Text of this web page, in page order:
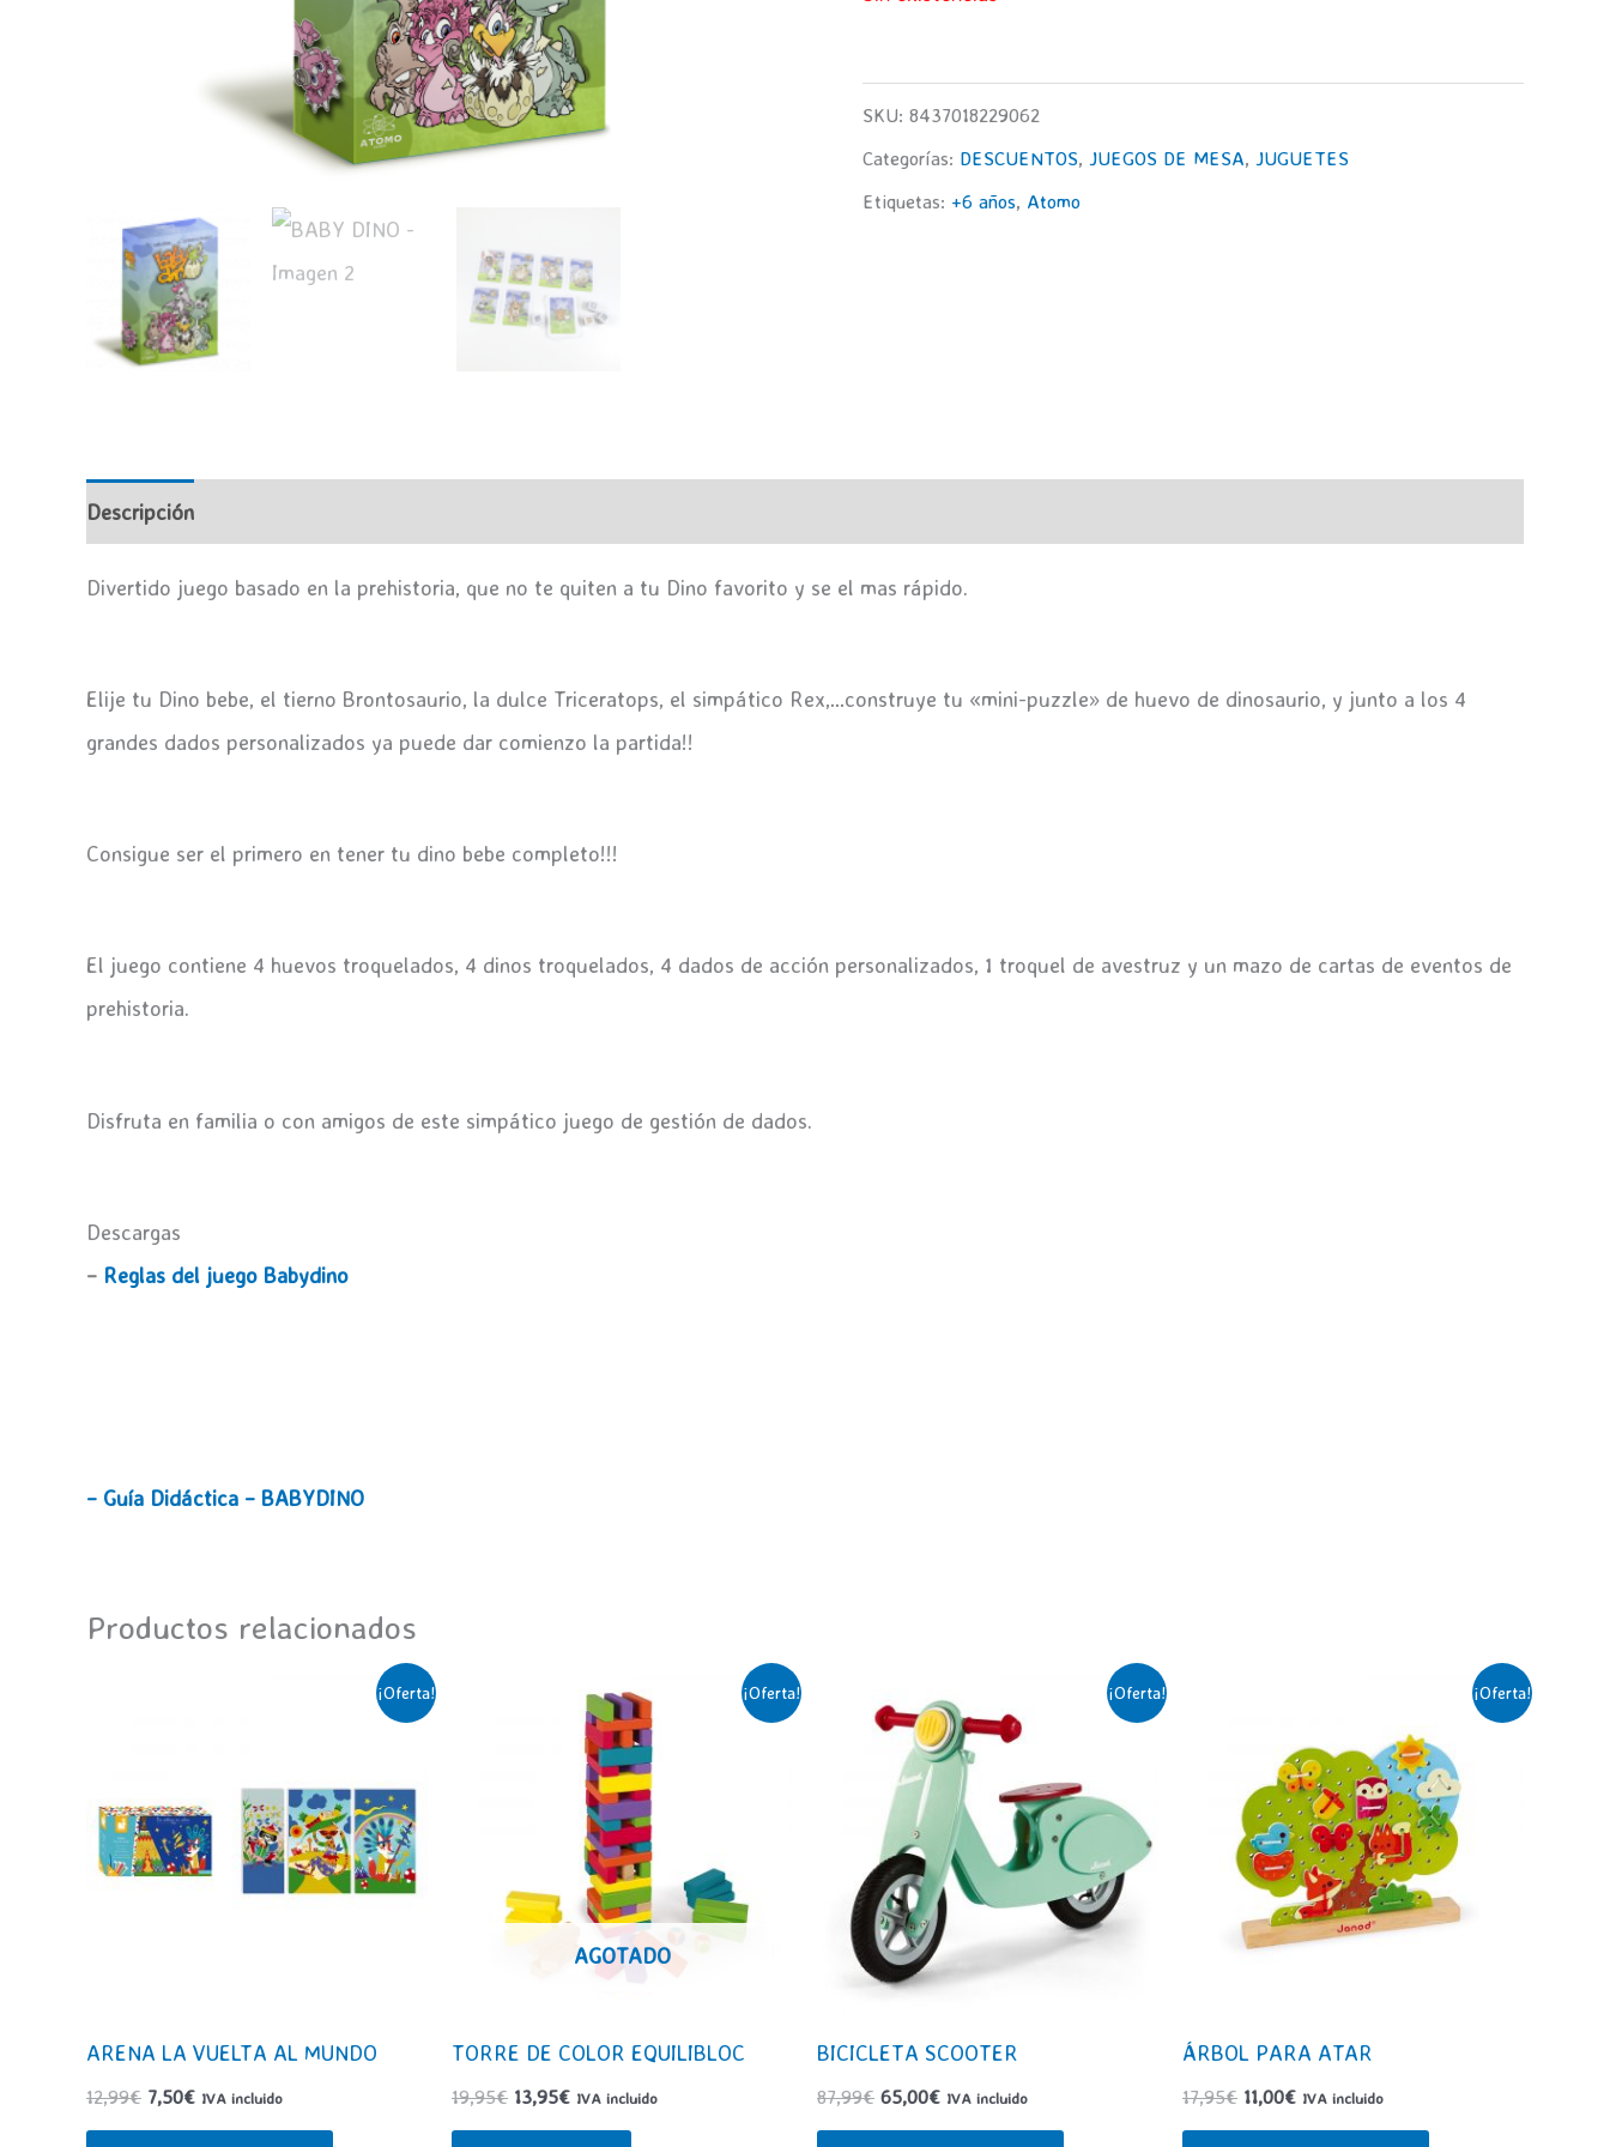
SKU: 8437018229062
Categorías: DESCUENTOS, JUEGOS DE MESA, JUGUETES
Etiquetas: +6 años, Atomo
Descripción
Divertido juego basado en la prehistoria, que no te quiten a tu Dino favorito y se el mas rápido.
Elije tu Dino bebe, el tierno Brontosaurio, la dulce Triceratops, el simpático Rex,…construye tu «mini-puzzle» de huevo de dinosaurio, y junto a los 4
grandes dados personalizados ya puede dar comienzo la partida!!
Consigue ser el primero en tener tu dino bebe completo!!!
El juego contiene 4 huevos troquelados, 4 dinos troquelados, 4 dados de acción personalizados, 1 troquel de avestruz y un mazo de cartas de eventos de
prehistoria.
Disfruta en familia o con amigos de este simpático juego de gestión de dados.
Descargas
– Reglas del juego Babydino
– Guía Didáctica – BABYDINO
Productos relacionados
¡Oferta!
ARENA LA VUELTA AL MUNDO
12,99€ El
7,50€ElIVA incluido
¡Oferta!
AGOTADO
TORRE DE COLOR EQUILIBLOC
19,95€ El
13,95€ElIVA incluido
¡Oferta!
BICICLETA SCOOTER
87,99€ El
65,00€ElIVA incluido
¡Oferta!
ÁRBOL PARA ATAR
17,95€ El
11,00€ElIVA incluido